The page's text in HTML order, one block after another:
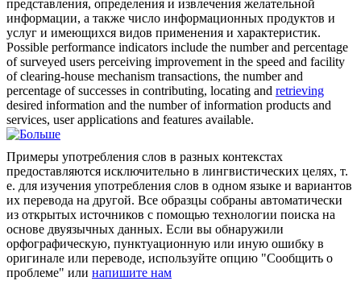
представления, определения и извлечения желательной
информации, а также число информационных продуктов и
услуг и имеющихся видов применения и характеристик.
Possible performance indicators include the number and percentage
of surveyed users perceiving improvement in the speed and facility
of clearing-house mechanism transactions, the number and
percentage of successes in contributing, locating and retrieving
desired information and the number of information products and
services, user applications and features available.
Примеры употребления слов в разных контекстах
предоставляются исключительно в лингвистических целях, т.
е. для изучения употребления слов в одном языке и вариантов
их перевода на другой. Все образцы собраны автоматически
из открытых источников с помощью технологии поиска на
основе двуязычных данных. Если вы обнаружили
орфографическую, пунктуационную или иную ошибку в
оригинале или переводе, используйте опцию "Сообщить о
проблеме" или напишите нам